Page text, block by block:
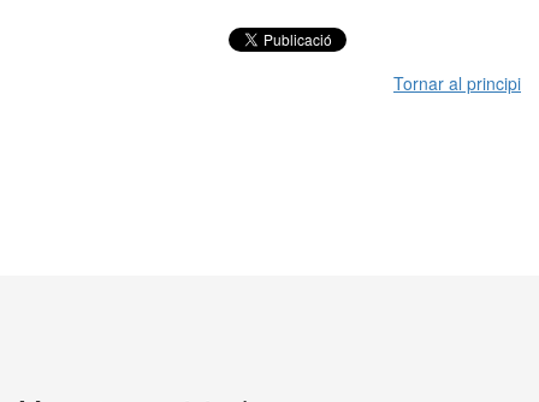
Tornar al principi